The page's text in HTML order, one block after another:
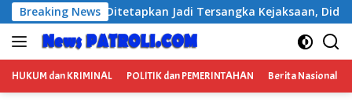
Langsung
ke
konten
Breaking News
Kejaksaan, Diduga Terima Fee 30% BP3RI Sikapi
HUKUM dan KRIMINAL POLITIK dan PEMERINTAHAN Berita Nasional